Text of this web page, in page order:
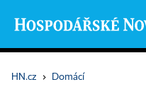
HN.cz › Domácí